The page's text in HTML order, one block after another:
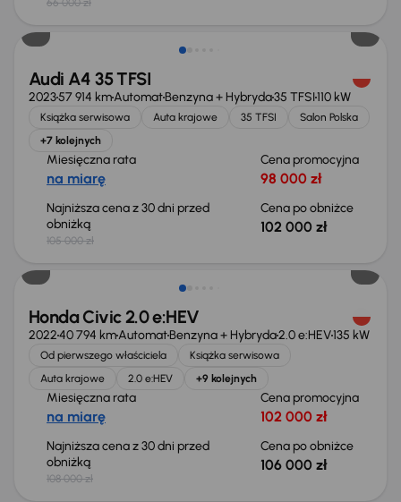
66 000 zł
Taniej o 3 000 zł
Audi A4 35 TFSI
202357 914 kmAutomatBenzyna + Hybryda35 TFSI110 kW
Książka serwisowa Auta krajowe 35 TFSI
Salon Polska
+7 kolejnych
Miesięczna rata
na miarę
Cena promocyjna
98 000 zł
Najniższa cena z 30 dni przed
obniżką
105 000 zł
Cena po obniżce
102 000 zł
Taniej o 2 000 zł
Honda Civic 2.0 e:HEV
202240 794 kmAutomatBenzyna + Hybryda2.0 e:HEV135 kW
Od pierwszego właściciela
Książka serwisowa
Auta krajowe
2.0 e:HEV +9 kolejnych
Miesięczna rata
na miarę
Cena promocyjna
102 000 zł
Najniższa cena z 30 dni przed
obniżką
108 000 zł
Cena po obniżce
106 000 zł
Taniej o 1 500 zł